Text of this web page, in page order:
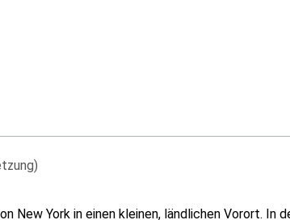
New York in einen kleinen, ländlichen Vorort. In